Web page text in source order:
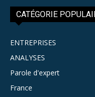
CATÉGORIE
ENTREPRISES
ANALYSES
Parole d'expert
France